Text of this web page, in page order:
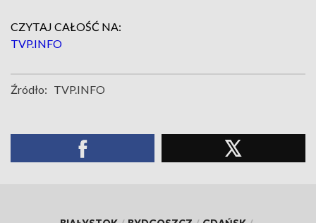
CZYTAJ CAŁOŚĆ NA:
TVP.INFO
Źródło: TVP.INFO